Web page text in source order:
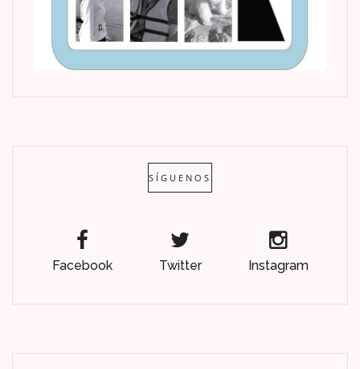
SÍGUENOS
Facebook Twitter Instagram